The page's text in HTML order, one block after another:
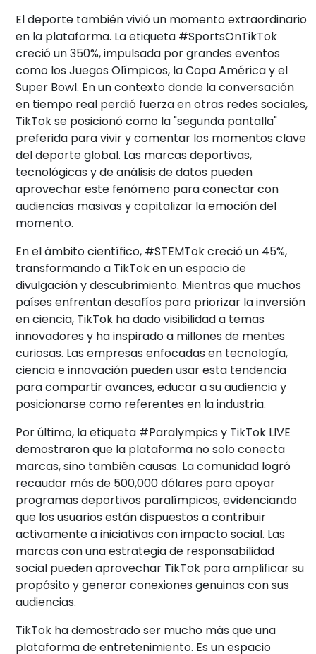
El deporte también vivió un momento extraordinario
en la plataforma. La etiqueta #SportsOnTikTok
creció un 350%, impulsada por grandes eventos
como los Juegos Olímpicos, la Copa América y el
Super Bowl. En un contexto donde la conversación
en tiempo real perdió fuerza en otras redes sociales,
TikTok se posicionó como la "segunda pantalla"
preferida para vivir y comentar los momentos clave
del deporte global. Las marcas deportivas,
tecnológicas y de análisis de datos pueden
aprovechar este fenómeno para conectar con
audiencias masivas y capitalizar la emoción del
momento.
En el ámbito científico, #STEMTok creció un 45%,
transformando a TikTok en un espacio de
divulgación y descubrimiento. Mientras que muchos
países enfrentan desafíos para priorizar la inversión
en ciencia, TikTok ha dado visibilidad a temas
innovadores y ha inspirado a millones de mentes
curiosas. Las empresas enfocadas en tecnología,
ciencia e innovación pueden usar esta tendencia
para compartir avances, educar a su audiencia y
posicionarse como referentes en la industria.
Por último, la etiqueta #Paralympics y TikTok LIVE
demostraron que la plataforma no solo conecta
marcas, sino también causas. La comunidad logró
recaudar más de 500,000 dólares para apoyar
programas deportivos paralímpicos, evidenciando
que los usuarios están dispuestos a contribuir
activamente a iniciativas con impacto social. Las
marcas con una estrategia de responsabilidad
social pueden aprovechar TikTok para amplificar su
propósito y generar conexiones genuinas con sus
audiencias.
TikTok ha demostrado ser mucho más que una
plataforma de entretenimiento. Es un espacio